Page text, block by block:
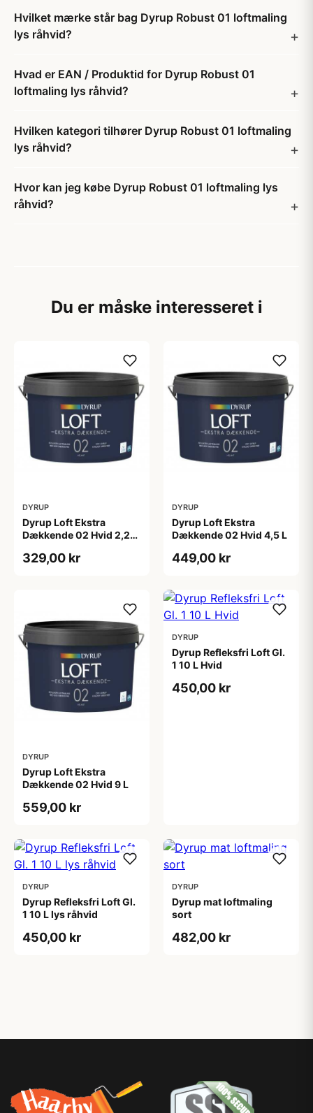
Hvilket mærke står bag Dyrup Robust 01 loftmaling
lys råhvid?
Hvad er EAN / Produktid for Dyrup Robust 01
loftmaling lys råhvid?
Hvilken kategori tilhører Dyrup Robust 01 loftmaling
lys råhvid?
Hvor kan jeg købe Dyrup Robust 01 loftmaling lys
råhvid?
Du er måske interesseret i
DYRUP
Dyrup Loft Ekstra
Dækkende 02 Hvid 2,25
329,00 kr
DYRUP
Dyrup Loft Ekstra
Dækkende 02 Hvid 4,5 L
449,00 kr
DYRUP
Dyrup Loft Ekstra
Dækkende 02 Hvid 9 L
559,00 kr
DYRUP
Dyrup Refleksfri Loft Gl.
1 10 L Hvid
450,00 kr
DYRUP
Dyrup Refleksfri Loft Gl.
1 10 L lys råhvid
450,00 kr
DYRUP
Dyrup mat loftmaling
sort
482,00 kr